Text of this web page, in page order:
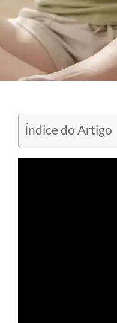
Índice do Artigo